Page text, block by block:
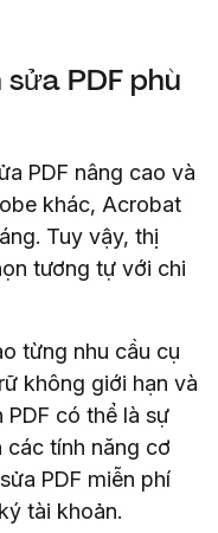
PDF phù
PDF nâng cao và
khác, Acrobat
Tuy vậy, thị
tương tự với chi
từng nhu cầu cụ
không giới hạn và
có thể là sự
các tính năng cơ
PDF miễn phí
tài khoản.